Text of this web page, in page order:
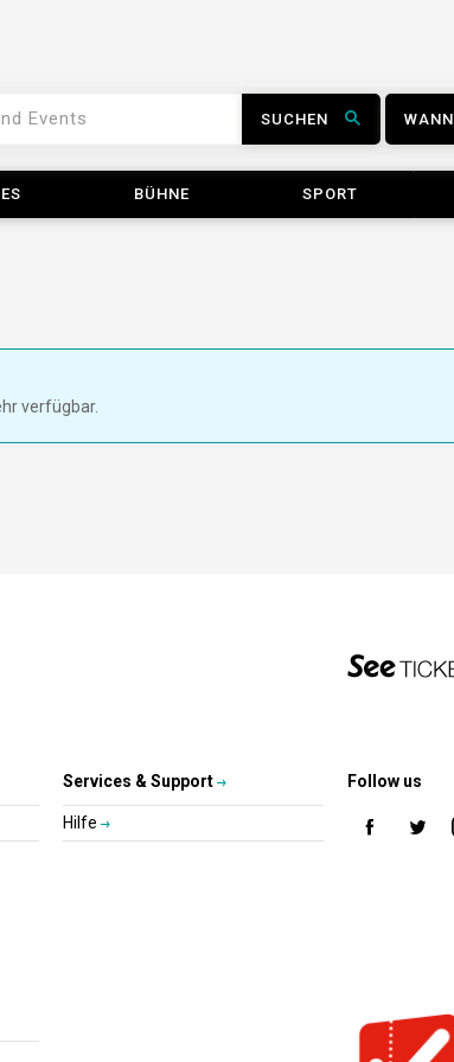
SUCHEN WANN
BÜHNE SPORT
verfügbar.
Services & Support
Hilfe
Follow us